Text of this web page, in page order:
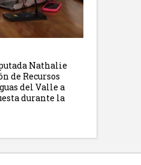
Nathalie
de Recursos
del Valle a
durante la